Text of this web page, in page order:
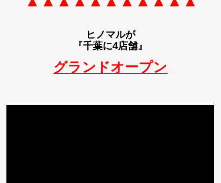
ヒノマルが
『千葉に4店舗』
グランドオープン